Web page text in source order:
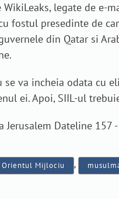
WikiLeaks, legate de
fostul presedinte de
din Qatar si
se va incheia odata cu
ei. Apoi, SIIL-ul
Dateline 157
Orientul Mijlociu ,